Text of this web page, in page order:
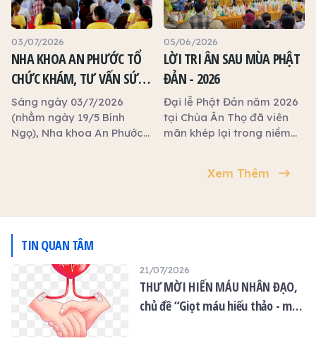
bệnh lý về mắt miễn phí
dành cho người dân địa
phương và Phật tử. Chương
trình diễn ra trong không
khí hoan hỷ, chu đáo, phục
vụ 120 người đến khám, tư
vấn, cấp phát thuốc miễn
phí và kiểm tra sức khỏe
về mắt. Hoạt động nhằm
03/07/2026
NHA KHOA AN PHƯỚC TỔ
CHỨC KHÁM, TƯ VẤN SỨC
KHỎE RĂNG MIỆNG MIỄN
PHÍ TẠI CHÙA ÂN THỌ
Sáng ngày 03/7/2026
(nhằm ngày 19/5 Bính
Ngọ), Nha khoa An Phước
05/06/2026
LỜI TRI ÂN SAU MÙA PHẬT
ĐẢN - 2026
Đại lễ Phật Đản năm 2026
tại Chùa Ân Thọ đã viên
mãn khép lại trong niềm
lễ, Ban Tổ chức vô cùng
Phật Đản năm nay.
Xem Thêm
TIN QUAN TÂM
21/07/2026
THƯ MỜI HIẾN MÁU NHÂN ĐẠO,
chủ đề “Giọt máu hiếu thảo - mùa